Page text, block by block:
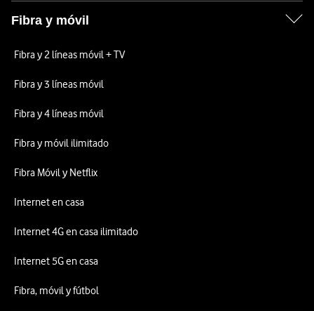
Fibra y móvil
Fibra y 2 líneas móvil + TV
Fibra y 3 líneas móvil
Fibra y 4 líneas móvil
Fibra y móvil ilimitado
Fibra Móvil y Netflix
Internet en casa
Internet 4G en casa ilimitado
Internet 5G en casa
Fibra, móvil y fútbol